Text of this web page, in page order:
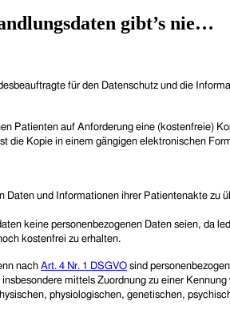
gibt’s nie…
für den Datenschutz und die
Patienten auf Anforderung eine (kostenfreie)
Kopie in einem gängigen elektronischen
Daten und Informationen ihrer Patientenakte zu
keine personenbezogenen Daten seien, da
kostenfrei zu erhalten.
nach Art. 4 Nr. 1 DSGVO sind
mittels Zuordnung zu einer
physiologischen, genetischen,